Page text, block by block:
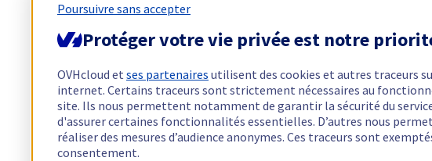
Poursuivre sans accepter
Protéger votre vie privée est notre
OVHcloud et ses partenaires utilisent des cookies et autres traceurs
internet. Certains traceurs sont strictement nécessaires au
site. Ils nous permettent notamment de garantir la sécurité du
d'assurer certaines fonctionnalités essentielles. D’autres nous
réaliser des mesures d’audience anonymes. Ces traceurs sont
consentement.